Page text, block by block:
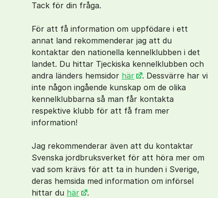
Tack för din fråga.
För att få information om uppfödare i ett
annat land rekommenderar jag att du
kontaktar den nationella kennelklubben i det
landet. Du hittar Tjeckiska kennelklubben och
andra länders hemsidor här
. Dessvärre har vi
inte någon ingående kunskap om de olika
kennelklubbarna så man får kontakta
respektive klubb för att få fram mer
information!
Jag rekommenderar även att du kontaktar
Svenska jordbruksverket för att höra mer om
vad som krävs för att ta in hunden i Sverige,
deras hemsida med information om införsel
hittar du här .